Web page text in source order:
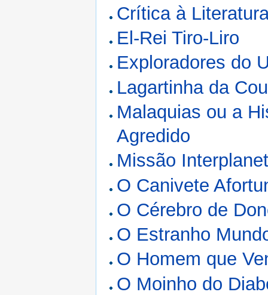
Crítica à
El-Rei Tiro-Liro
Exploradores do
Lagartinha da
Malaquias ou a
Agredido
Missão
O Canivete
O Cérebro de
O Estranho
O Homem que
O Moinho do